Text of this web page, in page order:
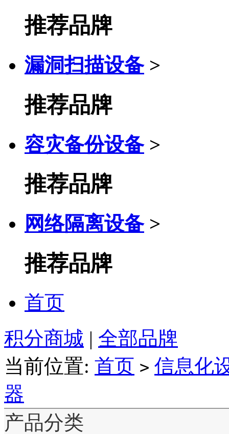
推荐品牌
漏洞扫描设备 >
推荐品牌
容灾备份设备 >
推荐品牌
网络隔离设备 >
推荐品牌
首页
积分商城 | 全部品牌
当前位置: 首页 > 信息化
器
产品分类